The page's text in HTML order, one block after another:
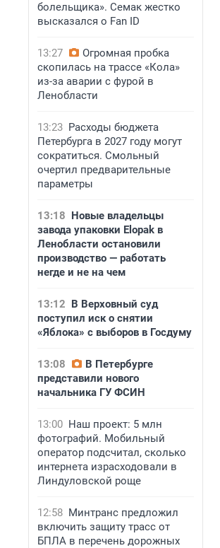
болельщика». Семак жестко
высказался о Fan ID
13:27
Огромная пробка
скопилась на трассе «Кола»
из-за аварии с фурой в
Ленобласти
13:23 Расходы бюджета
Петербурга в 2027 году могут
сократиться. Смольный
очертил предварительные
параметры
13:18 Новые владельцы
завода упаковки Elopak в
Ленобласти остановили
производство — работать
негде и не на чем
13:12 В Верховный суд
поступил иск о снятии
«Яблока» с выборов в Госдуму
13:08
В Петербурге
представили нового
начальника ГУ ФСИН
13:00 Наш проект: 5 млн
фотографий. Мобильный
оператор подсчитал, сколько
интернета израсходовали в
Линдуловской роще
12:58 Минтранс предложил
включить защиту трасс от
БПЛА в перечень дорожных